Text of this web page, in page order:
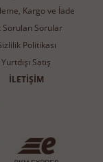
Kargo ve İade
Sorulan Sorular
Politikası
Yurtdışı Satış
İLETİŞİM